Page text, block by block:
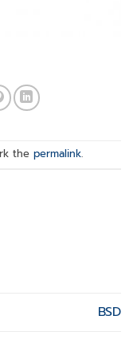
the permalink.
BSD